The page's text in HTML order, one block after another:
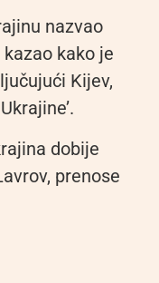
nazvao
kako je
Kijev,
dobije
prenose